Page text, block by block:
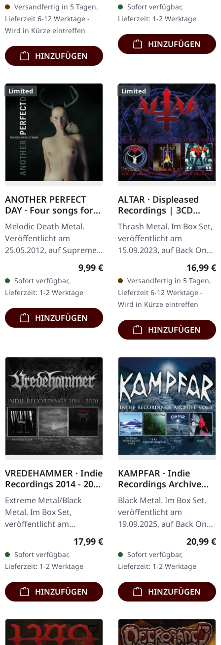
klassischen Solitude
Aeturnus Alben. Was
passiert, wenn…
Versandfertig in 5 Tagen,
Lieferzeit 6-12 Werktage -
Wird in Kürze eintreffen
HINZUFÜGEN
Enthält die Alben "III"
(2010), "Delusions Of…
Sofort verfügbar,
Lieferzeit: 1-2 Werktage
HINZUFÜGEN
Limited
ANOTHER PERFECT
DAY · Four songs for
the left behind |
DIGIPAK CD
Melodic Death Metal.
Veröffentlicht am
25.05.2012, auf Supreme
Chaos Records. Limitierte
Erstauflage als DigiPak!
Kristian "Kohle"
Kohlmannslehner,…
Regulärer Preis:
9,99 €
Sofort verfügbar,
Lieferzeit: 1-2 Werktage
HINZUFÜGEN
Limited
ALTAR · Displeased
Recordings | 3CD
BOXSET
Thrash Metal. Im Box Set,
veröffentlicht am
15.09.2023, auf Back On
Black. 3CD Boxset in
Slipcase-Verpackung.
Enthält eine umfassende
Sammlung von…
16,99 €
Versandfertig in 5 Tagen,
Lieferzeit 6-12 Werktage -
Wird in Kürze eintreffen
HINZUFÜGEN
VREDEHAMMER · Indie
Recordings 2014 - 2020
| 3CD BOXSET
Extreme Metal/Black
Metal. Im Box Set,
veröffentlicht am
14.11.2025, auf Back On
Enthält die
Veröffentlichungen der
Band auf dem…
Regulärer Preis:
17,99 €
Sofort verfügbar,
Lieferzeit: 1-2 Werktage
HINZUFÜGEN
KAMPFAR · Indie
Recordings Archive
Vol 1 | 4CD BOXSET
Black Metal. Im Box Set,
veröffentlicht am
19.09.2025, auf Back On
Black. 4CD Box-Set. Diese
unglaubliche Sammlung
der norwegischen Black…
20,99 €
Sofort verfügbar,
Lieferzeit: 1-2 Werktage
HINZUFÜGEN